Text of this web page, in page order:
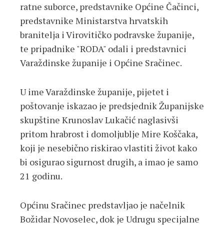
ratne suborce, predstavnike Općine Čačinci,
predstavnike Ministarstva hrvatskih
branitelja i Virovitičko podravske županije,
te pripadnike "RODA" odali i predstavnici
Varaždinske županije i Općine Sračinec.
U ime Varaždinske županije, pijetet i
poštovanje iskazao je predsjednik Županijske
skupštine Krunoslav Lukačić naglasivši
pritom hrabrost i domoljublje Mire Koščaka,
koji je nesebično riskirao vlastiti život kako
bi osigurao sigurnost drugih, a imao je samo
21 godinu.
Općinu Sračinec predstavljao je načelnik
Božidar Novoselec, dok je Udrugu specijalne